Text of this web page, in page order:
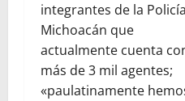
integrantes de la Policía
Michoacán que
actualmente cuenta
más de 3 mil agentes;
«paulatinamente